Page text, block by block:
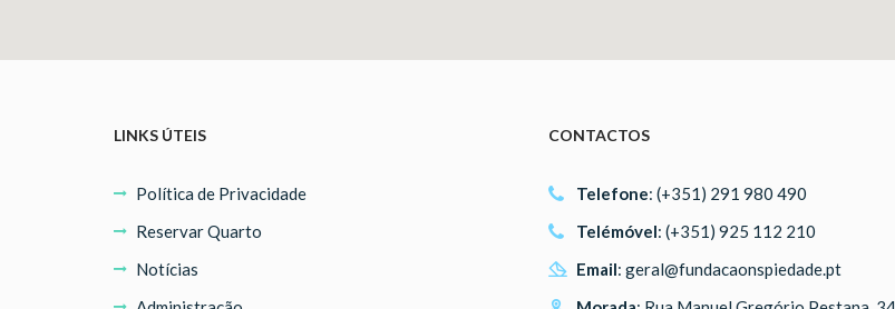
LINKS ÚTEIS
Política de Privacidade
Reservar Quarto
Notícias
CONTACTOS
Telefone: (+351) 291 980 490
Telémóvel: (+351) 925 112 210
Email: geral@fundacaonspiedade.pt